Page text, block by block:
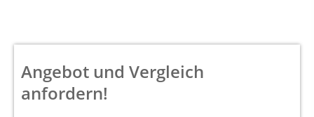
Angebot und Vergleich
anfordern!